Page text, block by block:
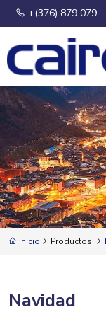
+(376) 879 079
Inicio Productos
Navidad